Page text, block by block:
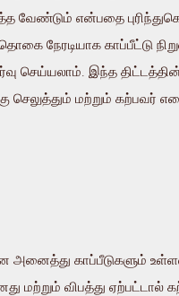
வேண்டும் என்பதை
நேரடியாக காப்பீட்டு
செய்யலாம். இந்த
செலுத்தும் மற்றும் கற்பவர்
காப்பீடுகளும்
மற்றும் விபத்து